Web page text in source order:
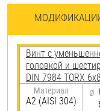
Винт с
головкой и
DIN 7984 TORX
Материал
А2 (AISI 304)
Ø